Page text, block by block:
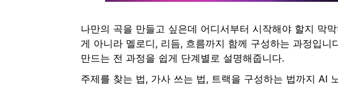
나만의 곡을 만들고 싶은데 어디서부터 시작해야 할지 막
게 아니라 멜로디, 리듬, 흐름까지 함께 구성하는 과정입
만드는 전 과정을 쉽게 단계별로 설명해줍니다.
주제를 찾는 법, 가사 쓰는 법, 트랙을 구성하는 법까지 AI